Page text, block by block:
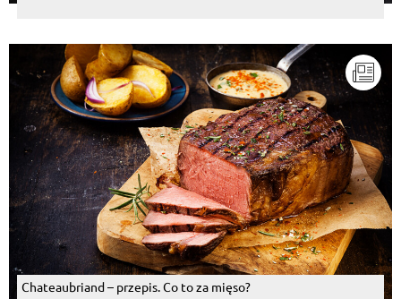
Chateaubriand – przepis. Co to za mięso?